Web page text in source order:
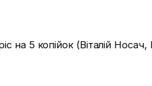
на 5 копійок (Віталій